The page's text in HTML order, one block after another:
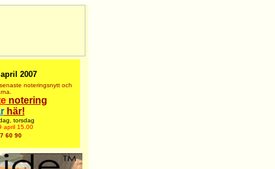
2007
noteringsnytt och
notering
här!
torsdag
april 15.00
60 90